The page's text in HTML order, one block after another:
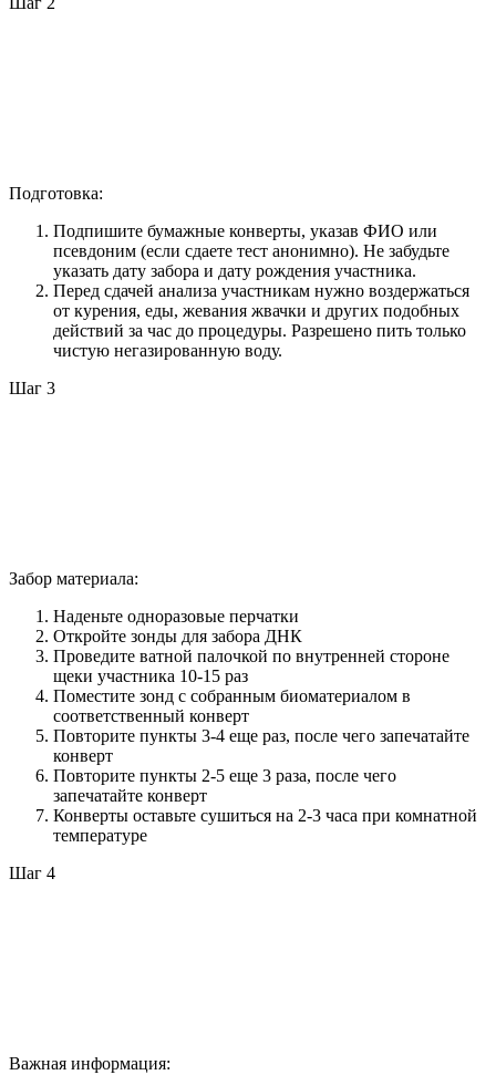
Подготовка:
Подпишите бумажные конверты, указав ФИО или
псевдоним (если сдаете тест анонимно). Не забудьте
указать дату забора и дату рождения участника.
Перед сдачей анализа участникам нужно воздержаться
от курения, еды, жевания жвачки и других подобных
действий за час до процедуры. Разрешено пить только
чистую негазированную воду.
Шаг 3
Забор материала:
Наденьте одноразовые перчатки
Откройте зонды для забора ДНК
Проведите ватной палочкой по внутренней стороне
щеки участника 10-15 раз
Поместите зонд с собранным биоматериалом в
соответственный конверт
Повторите пункты 3-4 еще раз, после чего запечатайте
конверт
Повторите пункты 2-5 еще 3 раза, после чего
запечатайте конверт
Конверты оставьте сушиться на 2-3 часа при комнатной
температуре
Шаг 4
Важная информация: